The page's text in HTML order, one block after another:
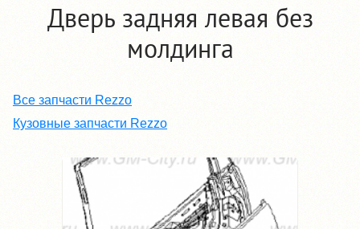
Дверь задняя левая без
молдинга
Все запчасти Rezzo
Кузовные запчасти Rezzo